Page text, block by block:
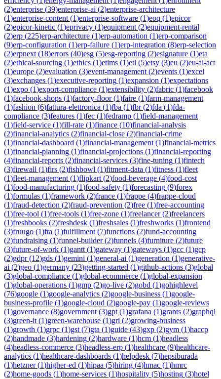
(2)enterprise (39)enterprise-ai (2)enterprise-architecture
(1)enterprise-content (1)enterprise-software (1)eoq (1)epicor
(2)epicor-kinetic (1)eprivacy (1)equipment (2)equipment-rental
(2)erp (225)erp-architecture (1)erp-automation (1)erp-comparison
(9)erp-configuration (1)erp-failure (1)erp-integration (8)erp-selection
(2)erpnext (18)errors (40)esg (5)esg-reporting (2)esignature (1)eta
(2)ethical-sourcing (1)ethics (1)etims (1)etl (5)etsy (3)eu (2)eu-ai-act
(1)europe (2)evaluation (3)event-management (2)events (1)excel
(3)exchanges (1)executive-reporting (1)expansion (1)expectations
(1)expo (1)export-compliance (1)extensibility (2)fabric (1)facebook
(1)facebook-shops (1)factory-floor(1)faire (1)farm-management
(1)fashion (6)fattura-elettronica (1)fba (1)fbr(2)fda (1)fda-
compliance (3)features (1)fec (1)fedramp (1)field-management
(1)field-service (1)fill-rate (1)finance (10)financial-analysis
(2)financial-analytics (2)financial-close (2)financial-crime
(1)financial-dashboard (1)financial-management (1)financial-metrics
(1)financial-planning (1)financial-projections (1)financial-reporting
(4)financial-reports (2)financial-services (3)fine-tuning (1)fintech
(3)firewall (1)firs (2)fishbowl (1)fitment-data (1)fitness (1)fleet
(1)fleet-management (1)flipkart (2)food-beverage (4)food-cost
(1)food-manufacturing (1)food-safety (1)forecasting (9)forex
(1)formulas (1)framework (2)france (1)frappe (4)frappe-cloud
(1)fraud-detection (2)fraud-prevention (2)free (1)free-accounting
(1)free-tool (1)free-tools (1)free-zone (1)freelancer(2)freelancers
(1)freshbooks (2)freshdesk (1)freshsales (1)freshworks (1)frontend
(3)fruugo (1)fta (1)fulfillment (7)functions (2)fund-accounting
(2)fundraising (1)funnel-builder(2)funnels (4)furniture (2)future
(3)future-of-work (1)gantt (1)gateway (1)gateways (1)gcc (1)gcp
(2)gdpr(12)gds (1)gemini (1)general-ai (1)generation (1)generative-
ai (2)geo (1)germany (23)getting-started (1)github-actions (3)global
(3)global-compliance (1)global-ecommerce (1)global-expansion
(1)global-operations (1)gmp (2)go-live (2)gobd (1)gohighlevel
(76)google (1)google-analytics (2)google-business (1)google-
business-profile (1)google-cloud (2)google-pay (1)google-reviews
(1)governance (8)government (3)gpt (1)grafana (1)grants (2)graphql
(3)green-it (1)green-warehouse (1)gri (2)growing-business
(1)growth (1)grpc (1)gst (7)gta (1)guide (43)gxp (2)gym (1)haccp
(2)handmade (3)hardening (2)hardware (1)hcm (1)headless
(4)headless-commerce (3)headless-erp (1)healthcare (9)healthcare-
analytics (1)healthcare-dashboards (1)helpdesk (7)hepsiburada
(1)hetzner(1)higher-ed (1)hipaa (5)hiring (4)hmac (1)hmrc
(2)home-goods (1)home-services (1)hospitality (5)hosting (3)hotel